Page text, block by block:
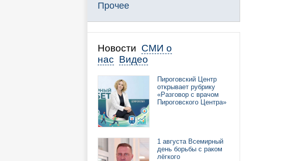
Прочее
Новости СМИ о
нас Видео
Пироговский Центр
открывает рубрику
«Разговор с врачом
Пироговского Центра»
1 августа Всемирный
день борьбы с раком
лёгкого